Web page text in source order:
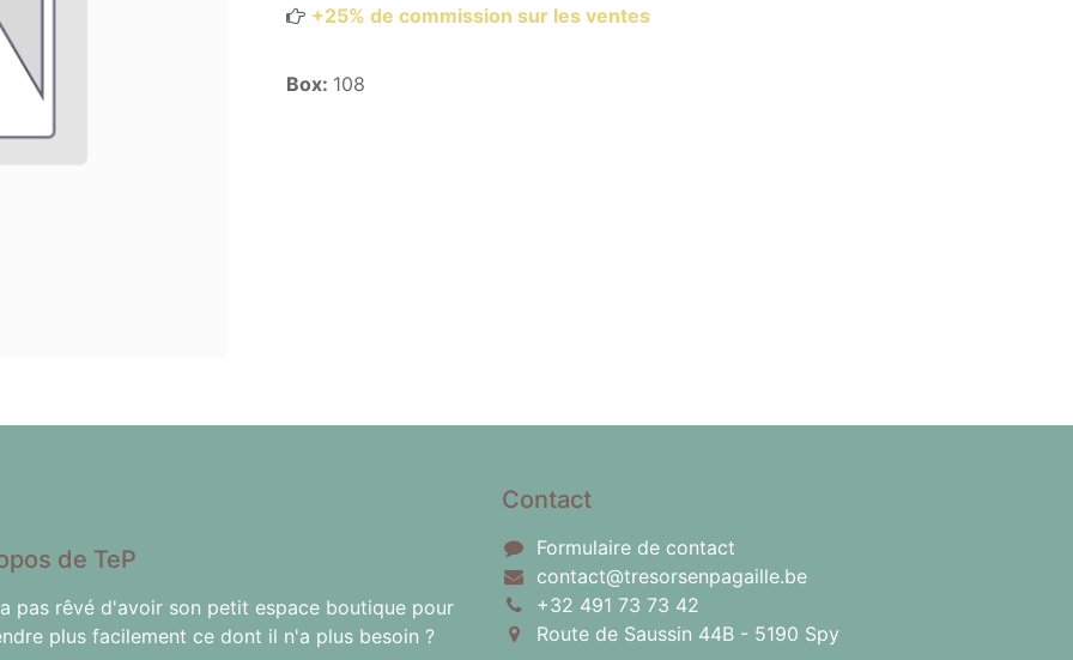
+25% de commission sur les ventes
Box: 108
de TeP
pas rêvé d'avoir son petit espace boutique pour
plus facilement ce dont il n'a plus besoin ?
Contact
Formulaire de contact
contact@tresorsenpagaille.be
+32 491 73 73 42
Route de Saussin 44B - 5190 Spy